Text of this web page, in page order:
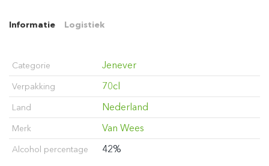
Informatie Logistiek
Categorie Jenever
Verpakking 70cl
Land Nederland
Merk Van Wees
Alcohol percentage 42%